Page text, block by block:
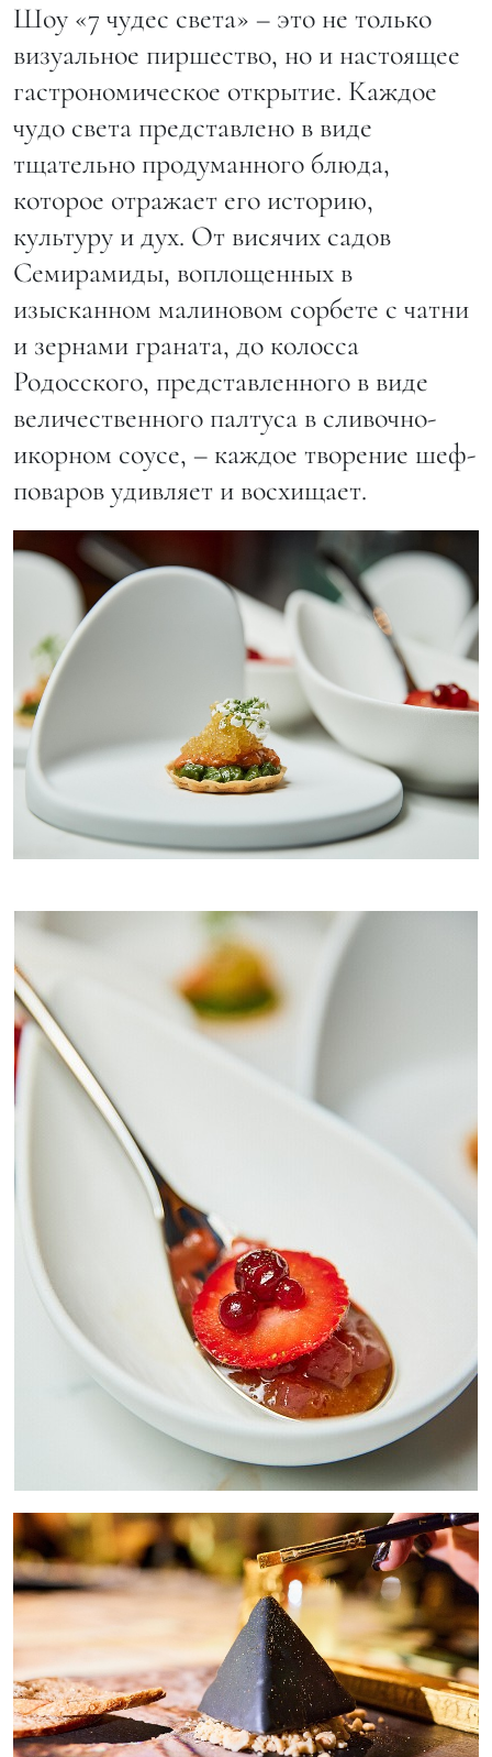
Шоу «7 чудес света» – это не только
визуальное пиршество, но и настоящее
гастрономическое открытие. Каждое
чудо света представлено в виде
тщательно продуманного блюда,
которое отражает его историю,
культуру и дух. От висячих садов
Семирамиды, воплощенных в
изысканном малиновом сорбете с чатни
и зернами граната, до колосса
Родосского, представленного в виде
величественного палтуса в сливочно-
икорном соусе, – каждое творение шеф-
поваров удивляет и восхищает.